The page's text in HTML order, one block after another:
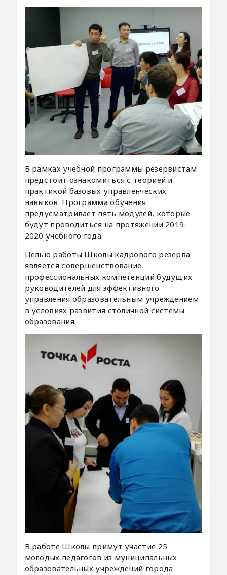
В рамках учебной программы резервистам
предстоит ознакомиться с теорией и
практикой базовых управленческих
навыков. Программа обучения
предусматривает пять модулей, которые
будут проводиться на протяжении 2019-
2020 учебного года.
Целью работы Школы кадрового резерва
является совершенствование
профессиональных компетенций будущих
руководителей для эффективного
управления образовательным учреждением
в условиях развития столичной системы
образования.
В работе Школы примут участие 25
молодых педагогов из муниципальных
образовательных учреждений города